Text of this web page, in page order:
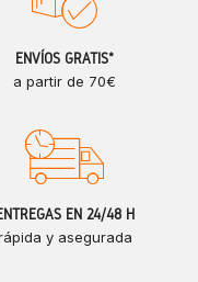
ENVÍOS GRATIS*
a partir de 70€
EN 24/48 H
y asegurada